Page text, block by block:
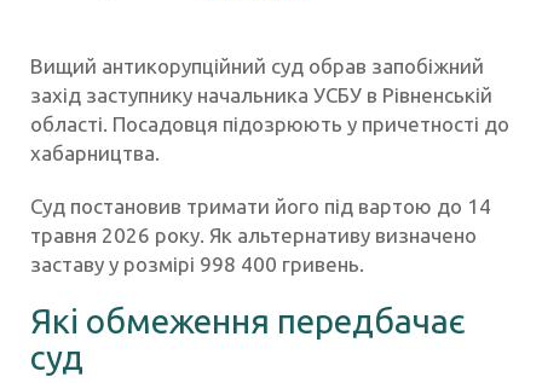
Вищий антикорупційний суд обрав запобіжний
захід заступнику начальника УСБУ в Рівненській
області. Посадовця підозрюють у причетності до
хабарництва.
Суд постановив тримати його під вартою до 14
травня 2026 року. Як альтернативу визначено
заставу у розмірі 998 400 гривень.
Які обмеження передбачає
суд